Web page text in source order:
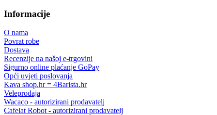
Informacije
O nama
Povrat robe
Dostava
Recenzije na našoj e-trgovini
Sigurno online plaćanje GoPay
Opći uvjeti poslovanja
Kava shop.hr = 4Barista.hr
Veleprodaja
Wacaco - autorizirani prodavatelj
Cafelat Robot - autorizirani prodavatelj